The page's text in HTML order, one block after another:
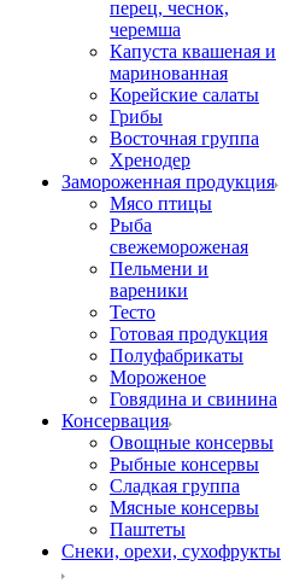
перец, чеснок,
черемша
Капуста квашеная и
маринованная
Корейские салаты
Грибы
Восточная группа
Хренодер
Замороженная продукция
Мясо птицы
Рыба
свежемороженая
Пельмени и
вареники
Тесто
Готовая продукция
Полуфабрикаты
Мороженое
Говядина и свинина
Консервация
Овощные консервы
Рыбные консервы
Сладкая группа
Мясные консервы
Паштеты
Снеки, орехи, сухофрукты